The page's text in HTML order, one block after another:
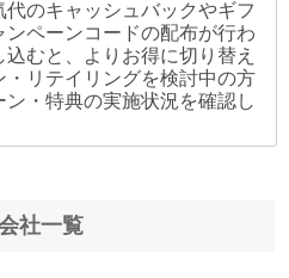
のキャッシュバックやギフ
ンペーンコードの配布が行わ
むと、よりお得に切り替え
リテイリングを検討中の方
・特典の実施状況を確認し
社一覧